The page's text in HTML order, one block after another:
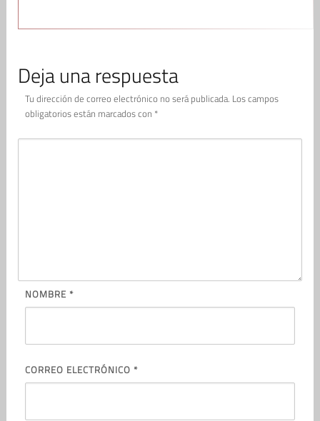
Deja una respuesta
Tu dirección de correo electrónico no será publicada. Los campos
obligatorios están marcados con *
NOMBRE *
CORREO ELECTRÓNICO *